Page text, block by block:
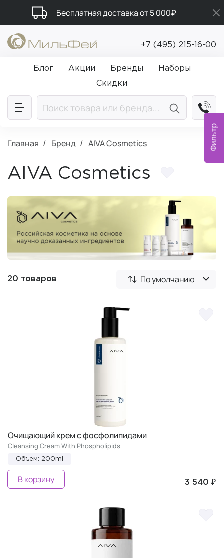
Фильтр
Бесплатная доставка от 5 000₽
Промокод ПРИВЕТ
Подарки в каждый заказ от 5 000₽
+7 (495) 215-16-00
Блог Акции Бренды
Наборы
Скидки
Главная Бренд AIVA Cosmetics
AIVA Cosmetics
20 товаров По умолчанию
Очищающий крем с фосфолипидами
Cleansing Cream With Phospholipids
Объем: 200ml
3 540 ₽
В корзину